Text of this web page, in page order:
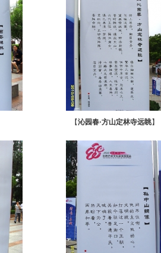
【沁园春·方山定林寺远眺】